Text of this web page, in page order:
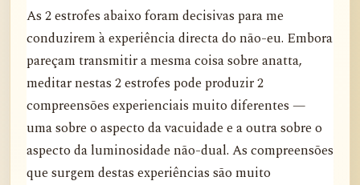
As 2 estrofes abaixo foram decisivas para me
conduzirem à experiência directa do não-eu. Embora
pareçam transmitir a mesma coisa sobre anatta,
meditar nestas 2 estrofes pode produzir 2
compreensões experienciais muito diferentes —
uma sobre o aspecto da vacuidade e a outra sobre o
aspecto da luminosidade não-dual. As compreensões
que surgem destas experiências são muito